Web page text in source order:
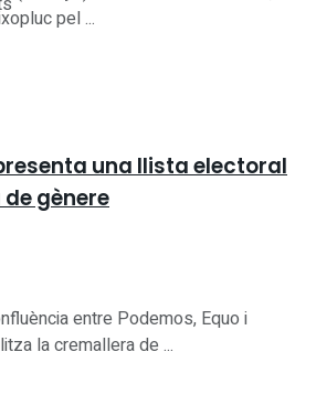
pel ...
una llista electoral
gènere
entre Podemos, Equo i
la cremallera de ...